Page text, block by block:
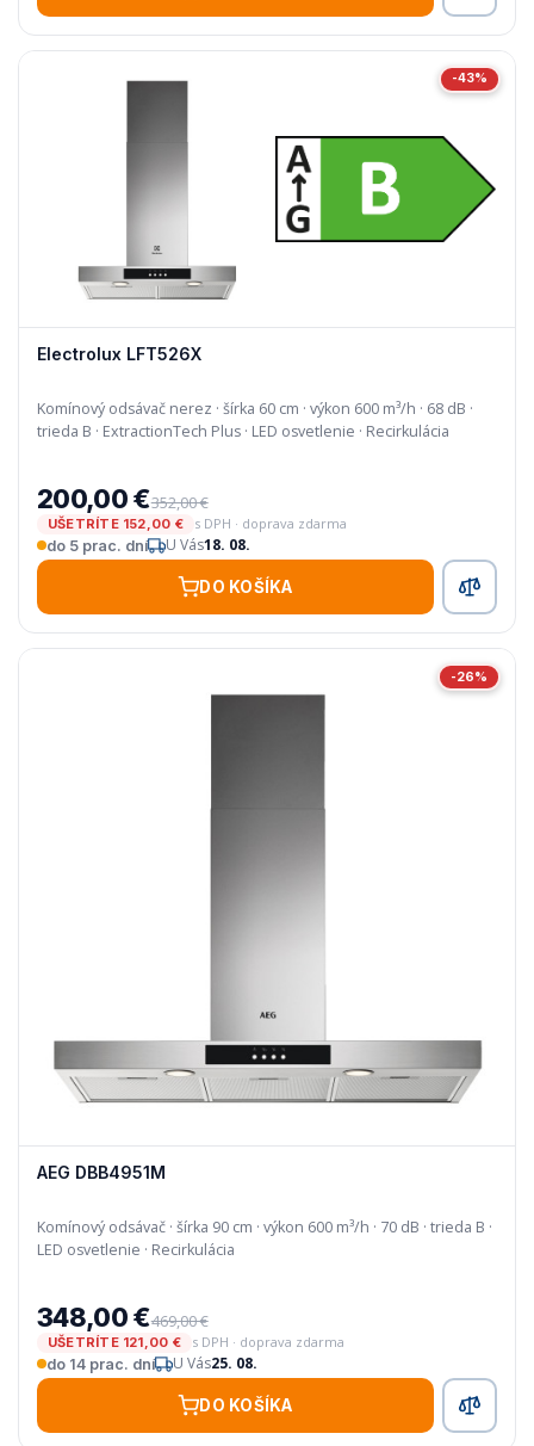
-43%
Electrolux LFT526X
Komínový odsávač nerez · šírka 60 cm · výkon 600 m³/h · 68 dB ·
trieda B · ExtractionTech Plus · LED osvetlenie · Recirkulácia
200,00 €352,00 €
UŠETRÍTE 152,00 €
s DPH · doprava zdarma
do 5 prac. dní
U Vás18. 08.
DO KOŠÍKA
-26%
AEG DBB4951M
Komínový odsávač · šírka 90 cm · výkon 600 m³/h · 70 dB · trieda B ·
LED osvetlenie · Recirkulácia
348,00 €469,00 €
UŠETRÍTE 121,00 €
s DPH · doprava zdarma
do 14 prac. dní
U Vás25. 08.
DO KOŠÍKA